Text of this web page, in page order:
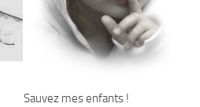
Sauvez mes enfants !